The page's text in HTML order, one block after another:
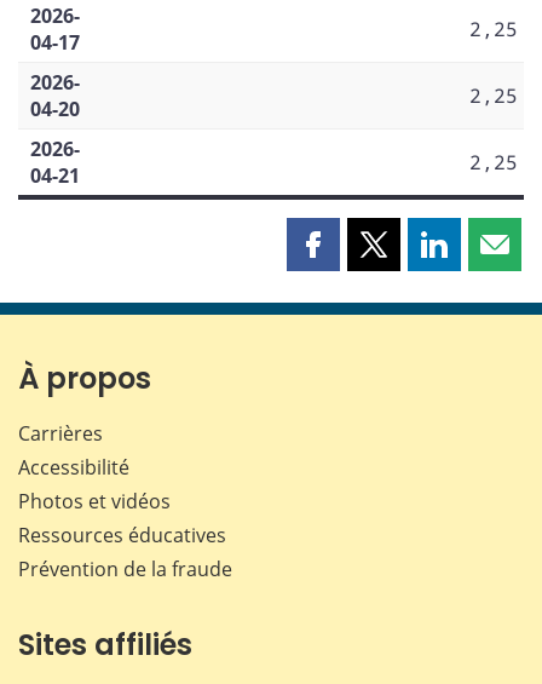
2026-
04-17
2,25
2026-
04-20
2,25
2026-
04-21
2,25
Partager
page
Partager
page
Partager
page page
À propos
Carrières
Accessibilité
Photos et vidéos
Ressources éducatives
Prévention de la fraude
Sites affiliés